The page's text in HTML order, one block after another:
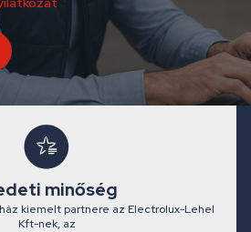
minőség
kiemelt partnere az Electrolux-Lehel
Kft-nek, az